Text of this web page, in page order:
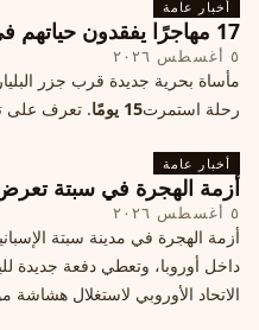
أخبار عامة
17 مهاجرًا يفقدون حياتهم في مأساة بحرية قرب إسبانيا
٥ أغسطس ٢٠٢٦
مأساة بحرية جديدة قرب جزر
رحلة استمرت15 يومًا . تعرف على
أخبار عامة
أزمة الهجرة في سبتة
٥ أغسطس ٢٠٢٦
أزمة الهجرة في مدينة سبتة
داخل أوروبا، وتعطي دفعة جديدة
الاتحاد الأوروبي لاستغلال هشاشة